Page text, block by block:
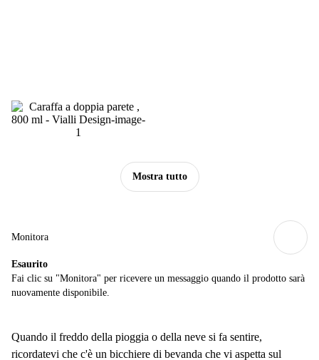
Mostra tutto
Monitora
Esaurito
Fai clic su "Monitora" per ricevere un messaggio quando il prodotto sarà
nuovamente disponibile.
Quando il freddo della pioggia o della neve si fa sentire,
ricordatevi che c'è un bicchiere di bevanda che vi aspetta sul